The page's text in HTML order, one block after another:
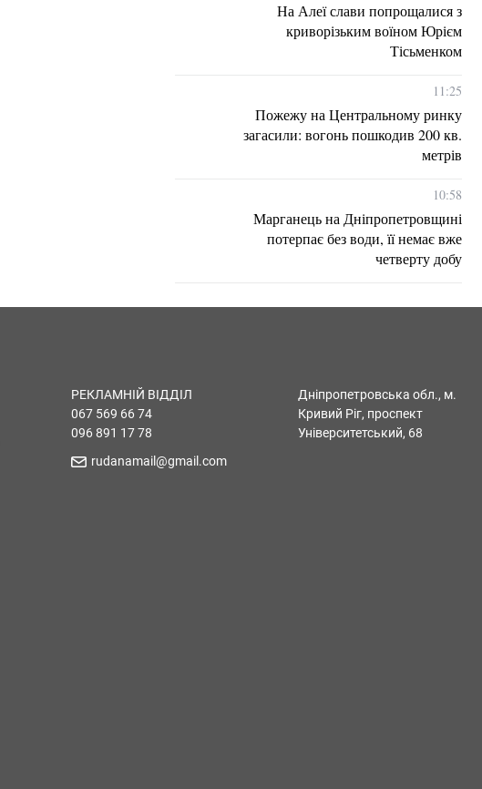
На Алеї слави попрощалися з
криворізьким воїном Юрієм
Тісьменком
11:25
Пожежу на Центральному ринку
загасили: вогонь пошкодив 200 кв.
метрів
10:58
Марганець на Дніпропетровщині
потерпає без води, її немає вже
четверту добу
РЕКЛАМНІЙ ВІДДІЛ
067 569 66 74
096 891 17 78
rudanamail@gmail.com
Дніпропетровська обл., м.
Кривий Ріг, проспект
Університетський, 68